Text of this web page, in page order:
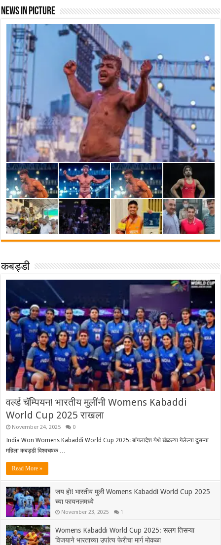
News In Picture
कबड्डी
वर्ल्ड चॅम्पियन! भारतीय मुलींनी Womens Kabaddi
World Cup 2025 राखला
November 24, 2025 0
India Won Womens Kabaddi World Cup 2025: बांगलादेश येथे खेळल्या गेलेल्या दुसऱ्या
महिला कबड्डी विश्वचषक …
Read More »
जय हो! भारतीय मुली Womens Kabaddi World Cup 2025
च्या फायनलमध्ये
November 23, 2025 1
Womens Kabaddi World Cup 2025: सलग तिसऱ्या
विजयाने भारताच्या उपांत्य फेरीचा मार्ग मोकळा